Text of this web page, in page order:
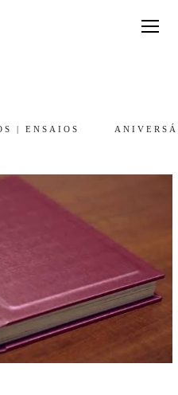
| ENSAIOS